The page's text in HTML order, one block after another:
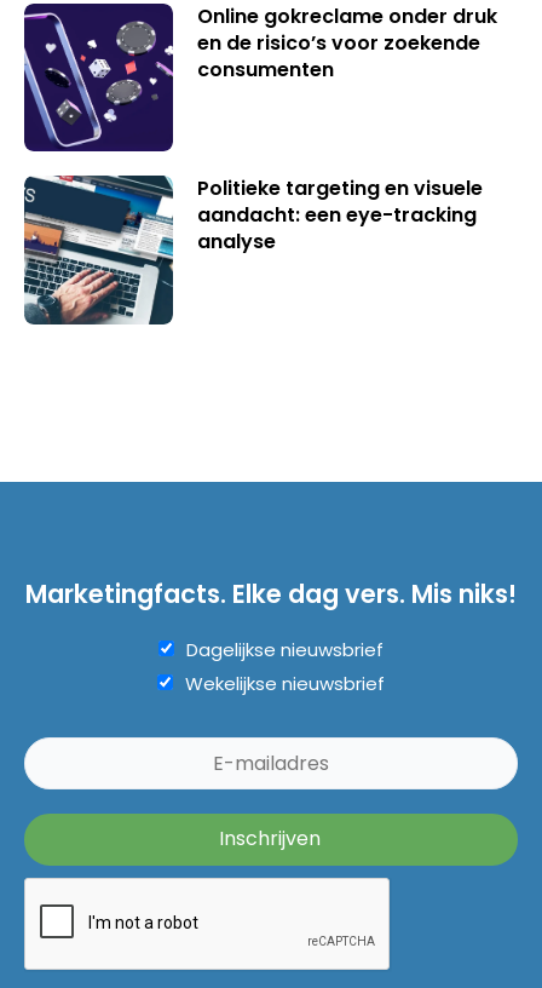
Online gokreclame onder druk
en de risico’s voor zoekende
consumenten
Politieke targeting en visuele
aandacht: een eye-tracking
analyse
Marketingfacts. Elke dag vers. Mis niks!
Dagelijkse nieuwsbrief
Wekelijkse nieuwsbrief